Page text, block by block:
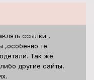
ссылки ,
,особенно те
Так же
другие сайты,